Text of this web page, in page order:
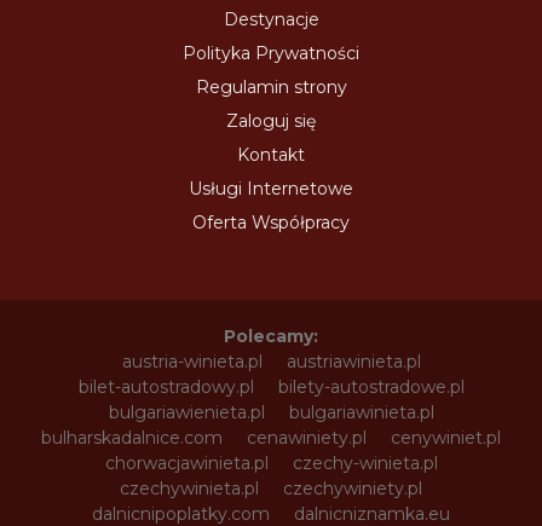
Destynacje
Polityka Prywatności
Regulamin strony
Zaloguj się
Kontakt
Usługi Internetowe
Oferta Współpracy
Polecamy:
austria-winieta.pl
austriawinieta.pl
bilet-autostradowy.pl
bilety-autostradowe.pl
bulgariawienieta.pl
bulgariawinieta.pl
bulharskadalnice.com
cenawiniety.pl
cenywiniet.pl
chorwacjawinieta.pl
czechy-winieta.pl
czechywinieta.pl
czechywiniety.pl
dalnicnipoplatky.com
dalnicniznamka.eu